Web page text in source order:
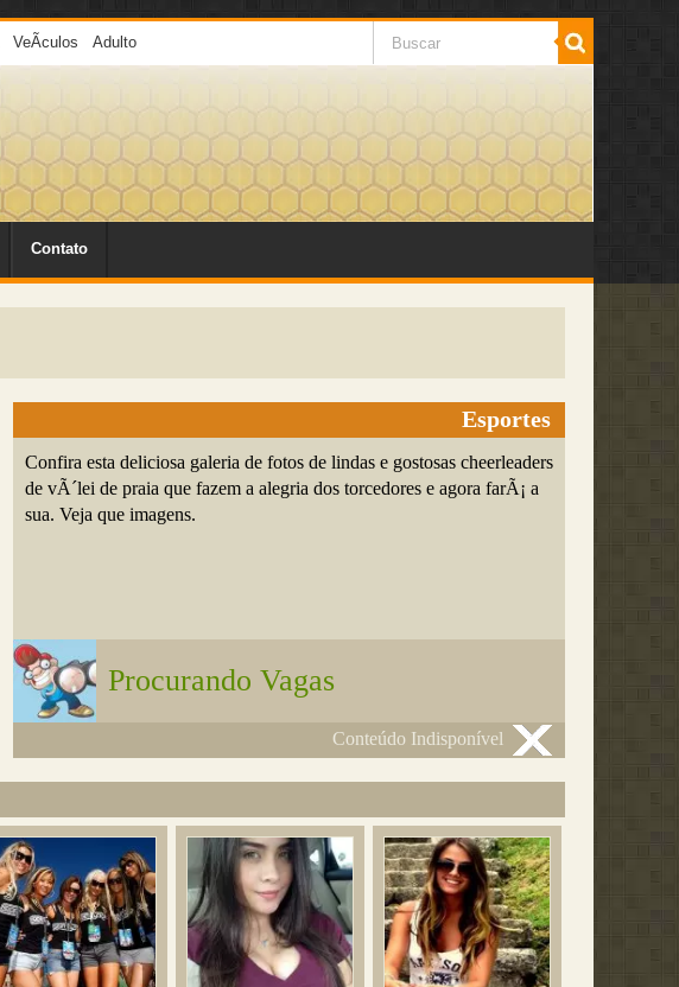
VeÃ­culos Adulto
Contato
Esportes
Confira esta deliciosa galeria de fotos de lindas e gostosas cheerleaders
de vÃ´lei de praia que fazem a alegria dos torcedores e agora farÃ¡ a
sua. Veja que imagens.
Procurando Vagas
Conteúdo Indisponível